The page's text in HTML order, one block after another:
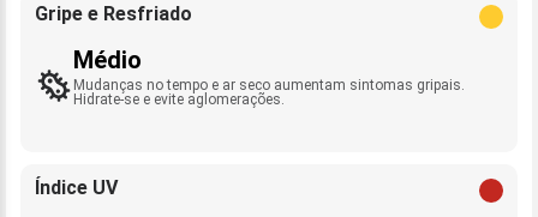
Gripe e Resfriado
Médio
Mudanças no tempo e ar seco aumentam sintomas gripais.
Hidrate-se e evite aglomerações.
Índice UV